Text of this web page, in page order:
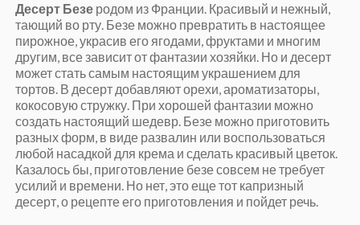
Десерт Безеродом из Франции. Красивый и нежный,
тающий во рту. Безе можно превратить в настоящее
пирожное, украсив его ягодами, фруктами и многим
другим, все зависит от фантазии хозяйки. Но и десерт
может стать самым настоящим украшением для
тортов. В десерт добавляют орехи, ароматизаторы,
кокосовую стружку. При хорошей фантазии можно
создать настоящий шедевр. Безе можно приготовить
разных форм, в виде развалин или воспользоваться
любой насадкой для крема и сделать красивый цветок.
Казалось бы, приготовление безе совсем не требует
усилий и времени. Но нет, это еще тот капризный
десерт, о рецепте его приготовления и пойдет речь.